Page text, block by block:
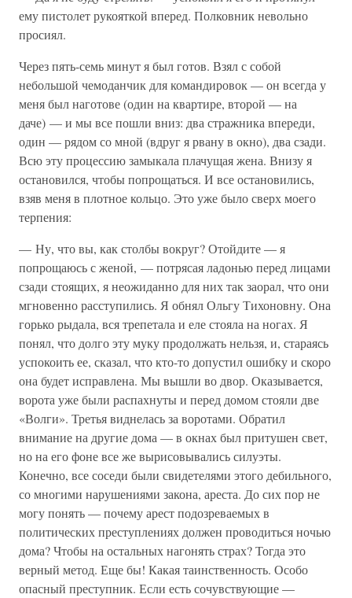
ему пистолет рукояткой вперед. Полковник невольно
просиял.
Через пять-семь минут я был готов. Взял с собой
небольшой чемоданчик для командировок — он всегда у
меня был наготове (один на квартире, второй — на
даче) — и мы все пошли вниз: два стражника впереди,
один — рядом со мной (вдруг я рвану в окно), два сзади.
Всю эту процессию замыкала плачущая жена. Внизу я
остановился, чтобы попрощаться. И все остановились,
взяв меня в плотное кольцо. Это уже было сверх моего
терпения:
— Ну, что вы, как столбы вокруг? Отойдите — я
попрощаюсь с женой, — потрясая ладонью перед лицами
сзади стоящих, я неожиданно для них так заорал, что они
мгновенно расступились. Я обнял Ольгу Тихоновну. Она
горько рыдала, вся трепетала и еле стояла на ногах. Я
понял, что долго эту муку продолжать нельзя, и, стараясь
успокоить ее, сказал, что кто-то допустил ошибку и скоро
она будет исправлена. Мы вышли во двор. Оказывается,
ворота уже были распахнуты и перед домом стояли две
«Волги». Третья виднелась за воротами. Обратил
внимание на другие дома — в окнах был притушен свет,
но на его фоне все же вырисовывались силуэты.
Конечно, все соседи были свидетелями этого дебильного,
со многими нарушениями закона, ареста. До сих пор не
могу понять — почему арест подозреваемых в
политических преступлениях должен проводиться ночью
дома? Чтобы на остальных нагонять страх? Тогда это
верный метод. Еще бы! Какая таинственность. Особо
опасный преступник. Если есть сочувствующие —